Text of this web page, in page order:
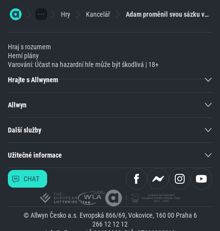
Hry Kancelář Adam proměnil svou sázku ve výhru 3176x
Hraj s rozumem
Herní plány
Varování: Účast na hazardní hře může být škodlivá | 18+
Hrajte s Allwynem
Allwyn
Další služby
Užitečné informace
CHAT
© Allwyn Česko a.s. Evropská 866/69, Vokovice, 160 00 Praha 6
266 12 12 12